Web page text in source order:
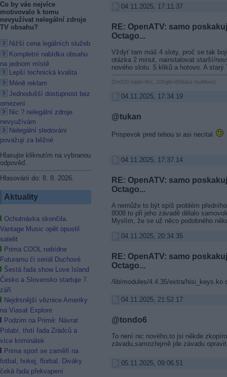
Co by vás nejvíce
motivovalo k tomu
nevyužívat nelegální zdroje
TV obsahu?
Nižší cena legálních služeb
Kompletní nabídka obsahu
na jednom místě
Lepší technická kvalita
Méně reklam
Jednodušší dostupnost bez
omezení
Nic ? nelegální zdroje
nevyužívám
Nelegální sledování
považuji za běžné
Hlasujte kliknutím na vybranou
odpověď.
Hlasování do: 8. 8. 2026.
Aktuality
Ochutnávka skončila.
Vantage Music opět opustil
satelit
Prima COOL nabídne
Futuramu či seriál Duchové
Šestá řada show Love Island
Česko a Slovensko startuje 7.
září
Nejdrsnější věznice Ameriky
na Viasat Explore
Podzim na Primě: Návrat
Polabí, třetí řada Zrádců a
více kriminálek
Prima sport se zaměří na
fotbal, hokej, florbal. Diváky
čeká řada překvapení
04.11.2025, 17:11.37
RE: OpenATV: samo
Octago...
Vždyť tam máš 4 sloty, proč se tak
otázka 2 minut, nainstalovat starší/
nového slotu. 5 kliků a hotovo. A
Dm920 triple+fbc, 105gib+85fuba multifeed
04.11.2025, 17:34.19
@tukan
Prispevok pred tebou si asi necital
04.11.2025, 17:37.14
RE: OpenATV: samo
Octago...
A nemůže to být spíš problém
8008 to při jeho závadě dělalo
Myslím, že se už něco podobného
04.11.2025, 20:34.35
RE: OpenATV: samo
Octago...
/lib/modules/4.4.35/extra/hisi_keys.ko
04.11.2025, 21:52.17
@tondo6
To není nic nového,to jsi někde
závadu,samozřejmě jde závadu opravit
05.11.2025, 09:06.51